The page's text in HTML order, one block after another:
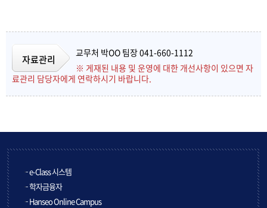
자료관리
교무처 박OO 팀장 041-660-1112
※ 게재된 내용 및 운영에 대한 개선사항이 있으면 자
료관리 담당자에게 연락하시기 바랍니다.
e-Class 시스템
학자금융자
Hanseo Online Campus